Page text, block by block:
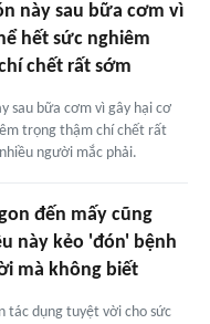
này sau bữa cơm vì
hết sức nghiêm
chết rất sớm
sau bữa cơm vì gây hại cơ
trọng thậm chí chết rất
người mắc phải.
đến mấy cũng
này kẻo 'đón' bệnh
mà không biết
tác dụng tuyệt vời cho sức